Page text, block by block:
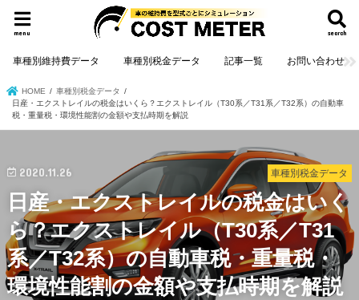
search
menu
車種別維持費データ 車種別税金データ 記事一覧 お問い合わせ
HOME
車種別税金データ
日産・エクストレイルの税金はいくら？エクストレイル（T30系／T31系／T32系）の自動車
税・重量税・環境性能割の金額や支払時期を解説
車種別税金データ
2020.11.26
日産・エクストレイルの税金はいく
ら？エクストレイル（T30系／T31
系／T32系）の自動車税・重量税・
環境性能割の金額や支払時期を解説